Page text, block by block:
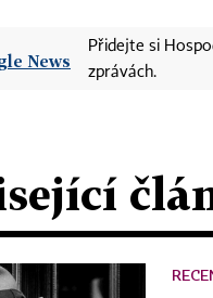
Přidejte si
zprávách.